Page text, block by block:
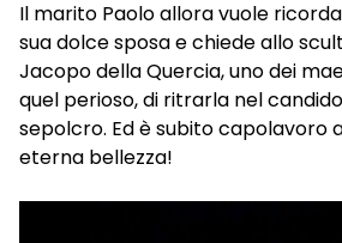
Il marito Paolo allora vuole
sua dolce sposa e chiede allo
Jacopo della Quercia, uno dei
quel perioso, di ritrarla nel
sepolcro. Ed è subito capolavoro
eterna bellezza!